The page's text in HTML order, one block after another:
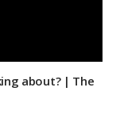
about? | The